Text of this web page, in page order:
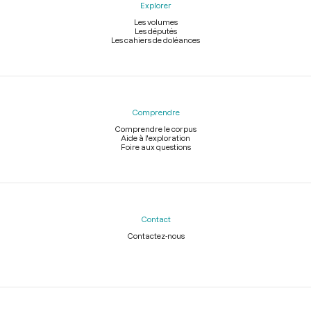
Explorer
Les volumes
Les députés
Les cahiers de doléances
Comprendre
Comprendre le corpus
Aide à l'exploration
Foire aux questions
Contact
Contactez-nous
Légal